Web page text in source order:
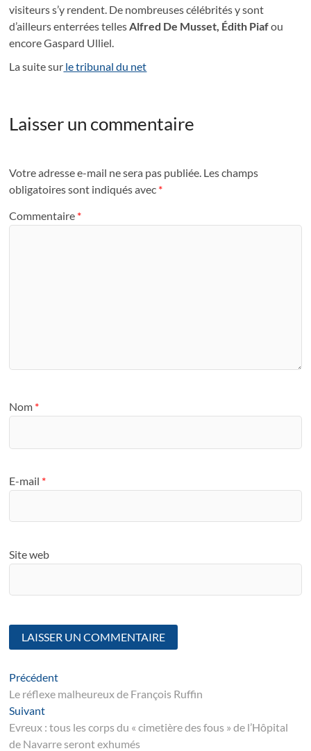
visiteurs s’y rendent. De nombreuses célébrités y sont
d’ailleurs enterrées telles Alfred De Musset, Édith Piafou
encore Gaspard Ulliel.
La suite sur le tribunal du net
Laisser un commentaire
Votre adresse e-mail ne sera pas publiée. Les champs
obligatoires sont indiqués avec *
Commentaire *
Nom *
E-mail *
Site web
Navigation
de
l’article
PrécédentArticle
suivant
Le réflexe malheureux de François Ruffin
SuivantSuivant
post:
Evreux : tous les corps du « cimetière des fous » de l’Hôpital
de Navarre seront exhumés